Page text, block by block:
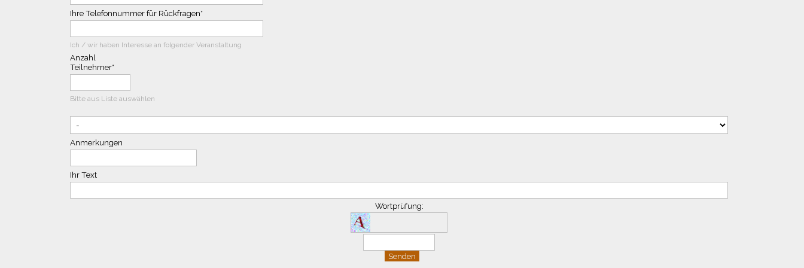
Ihre Telefonnummer für Rückfragen*
Ich / wir haben Interesse an folgender Veranstaltung
Anzahl
Teilnehmer*
Bitte aus Liste auswählen
Anmerkungen
Ihr Text
Wortprüfung: